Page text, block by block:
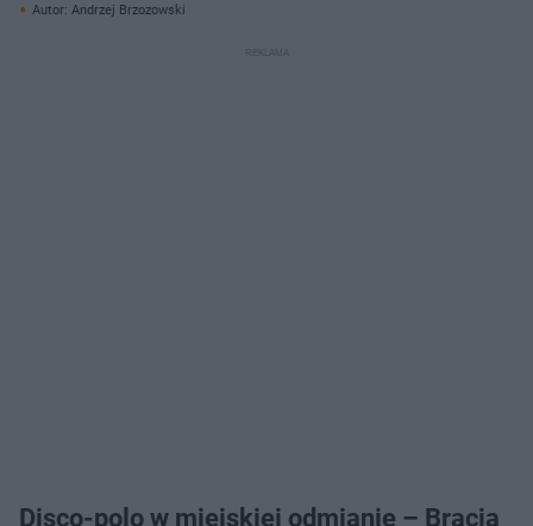
Autor: Andrzej Brzozowski
Disco-polo w miejskiej odmianie – Bracia